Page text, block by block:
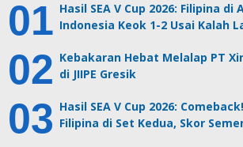
Hasil SEA V Cup 2026: Filipina di
Indonesia Keok 1-2 Usai Kalah
Kebakaran Hebat Melalap PT
di JIIPE Gresik
Hasil SEA V Cup 2026:
Filipina di Set Kedua, Skor